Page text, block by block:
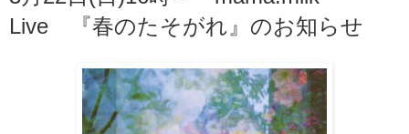
Live 『春のたそがれ』のお知らせ